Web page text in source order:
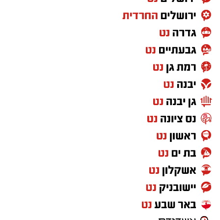
קיומי שהרבה יותר מאתגר ומורכב להשתקם ממנה.
עמותת אביב לגיל השלישי , הפועלת למען מיצוי
זכויותיהם של בני הגיל השלישי, ללא כל תשלום,
בהתקפה מאיראן בחודש יוני. פגשנו מקרוב את
המציאות: אדם מבוגר שנפלט מביתו, לפעמים רק
עם חפציו האישיים, נדרש למלא טפסים דיגיטליים
למס רכוש, מערכות מקוונות, סיסמאות, אזור אישי,